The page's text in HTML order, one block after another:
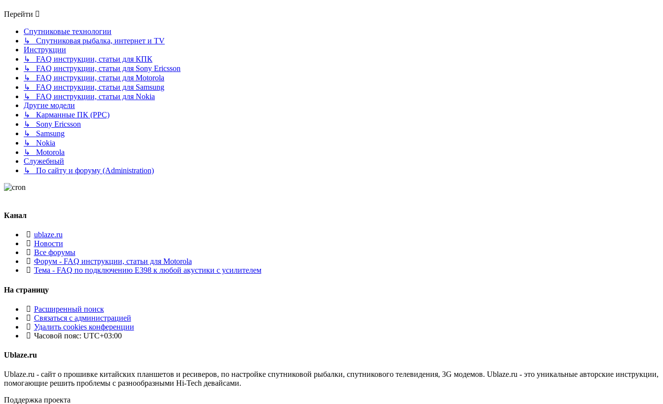
Перейти
Спутниковые технологии
↳ Спутниковая рыбалка, интернет и TV
Инструкции
↳ FAQ инструкции, статьи для КПК
↳ FAQ инструкции, статьи для Sony Ericsson
↳ FAQ инструкции, статьи для Motorola
↳ FAQ инструкции, статьи для Samsung
↳ FAQ инструкции, статьи для Nokia
Другие модели
↳ Карманные ПК (PPC)
↳ Sony Ericsson
↳ Samsung
↳ Nokia
↳ Motorola
Служебный
↳ По сайту и форуму (Administration)
Канал
ublaze.ru
Новости
Все форумы
Форум - FAQ инструкции, статьи для Motorola
Тема - FAQ по подключению E398 к любой акустики с усилителем
На страницу
Расширенный поиск
Связаться с администрацией
Удалить cookies конференции
Часовой пояс: UTC+03:00
Ublaze.ru
Ublaze.ru - сайт о прошивке китайских планшетов и ресиверов, по настройке спутниковой рыбалки, спутникового телевидения, 3G модемов. Ublaze.ru - это уникальные авторские инструкции,
помогающие решить проблемы с разнообразными Hi-Tech девайсами.
Поддержка проекта